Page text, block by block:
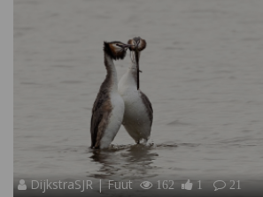
DijkstraSJR | Fuut 162 1 21